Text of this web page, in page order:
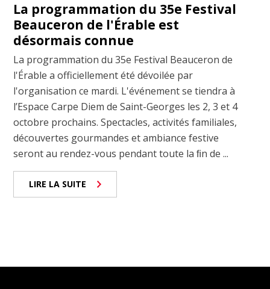
La programmation du 35e Festival
Beauceron de l'Érable est
désormais connue
La programmation du 35e Festival Beauceron de
l'Érable a officiellement été dévoilée par
l'organisation ce mardi. L'événement se tiendra à
l’Espace Carpe Diem de Saint-Georges les 2, 3 et 4
octobre prochains. Spectacles, activités familiales,
découvertes gourmandes et ambiance festive
seront au rendez-vous pendant toute la ﬁn de ...
LIRE LA SUITE